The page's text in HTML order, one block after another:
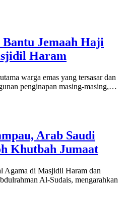
Jemaah Haji
Haram
warga emas yang tersasar dan
penginapan masing-masing,…
Arab Saudi
Khutbah Jumaat
di Masjidil Haram dan
Al-Sudais, mengarahkan